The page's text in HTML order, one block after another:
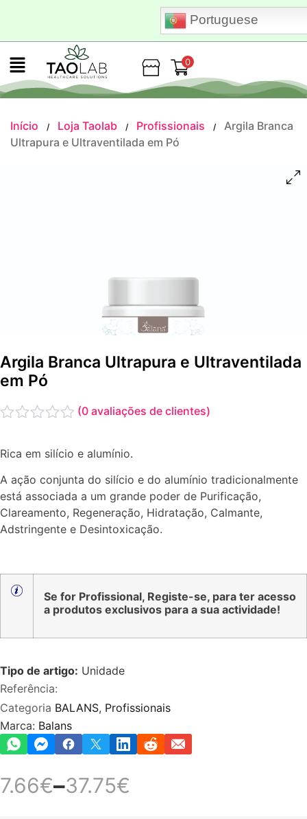
Portuguese
Loja
0
Início / Loja Taolab / Profissionais /
Argila Branca
Ultrapura e Ultraventilada em Pó
Argila Branca Ultrapura e Ultraventilada
em Pó
de
5
(0 avaliações de clientes)
Rica em silício e alumínio.
A ação conjunta do silício e do alumínio tradicionalmente
está associada a um grande poder de Purificação,
Clareamento, Regeneração, Hidratação, Calmante,
Adstringente e Desintoxicação.
Se for Profissional, Registe-se, para ter acesso
a produtos exclusivos para a sua actividade!
Tipo de artigo: Unidade
Referência:
Categoria BALANS, Profissionais
Marca: Balans
7.66€–37.75€